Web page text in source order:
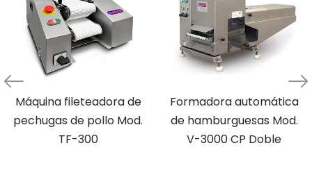
Máquina fileteadora de
pechugas de pollo Mod.
TF-300
Formadora automática
de hamburguesas Mod.
V-3000 CP Doble